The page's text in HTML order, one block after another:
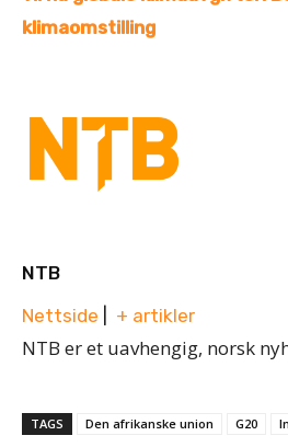
klimaomstilling
NTB
Nettside
+ artikler
NTB er et uavhengig, norsk
TAGS Den afrikanske union G20